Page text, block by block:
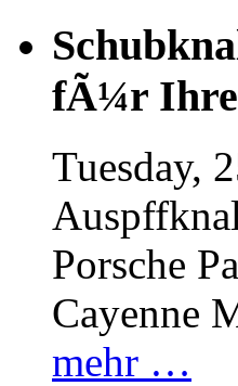
fÃ¼r
Tuesday,
Porsche
Cayenne
mehr …